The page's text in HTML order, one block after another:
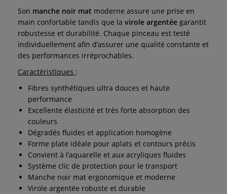
Son manche noir mat moderne assure une prise en
main confortable tandis que la virole argentée garantit
robustesse et durabilité. Chaque pinceau est testé
individuellement afin d’assurer une qualité constante et
des performances irréprochables.
Caractéristiques :
Fibres synthétiques ultra douces et haute
performance
Excellente élasticité et très forte absorption des
couleurs
Dégradés fluides et application homogène
Forme plate idéale pour aplats et contours précis
Convient à l’aquarelle et aux acryliques fluides
Système clic de protection pour le transport
Manche noir mat ergonomique et moderne
Virole argentée robuste et durable